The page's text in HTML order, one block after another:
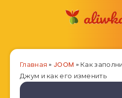
Главная » JOOM » Как
Джум и как его изменить